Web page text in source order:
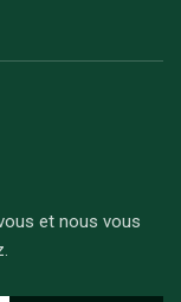
et nous vous